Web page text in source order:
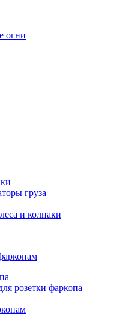
огни
груза
и колпаки
розетки фаркопа